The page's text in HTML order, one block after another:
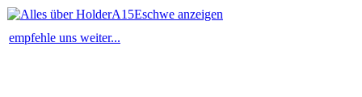
empfehle uns weiter...